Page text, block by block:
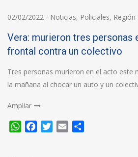
02/02/2022 - Noticias, Policiales, Región
Vera: murieron tres personas
frontal contra un colectivo
Tres personas murieron en el acto este
la mañana al chocar un auto y un
Ampliar
WhatsApp
FacebookTwitter
Email